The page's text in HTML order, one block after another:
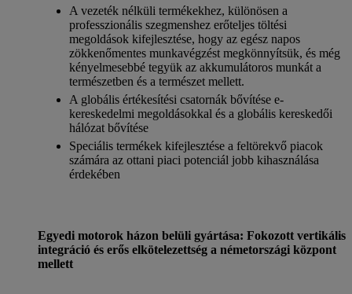
A vezeték nélküli termékekhez, különösen a
professzionális szegmenshez erőteljes töltési
megoldások kifejlesztése, hogy az egész napos
zökkenőmentes munkavégzést megkönnyítsük, és még
kényelmesebbé tegyük az akkumulátoros munkát a
természetben és a természet mellett.
A globális értékesítési csatornák bővítése e-
kereskedelmi megoldásokkal és a globális kereskedői
hálózat bővítése
Speciális termékek kifejlesztése a feltörekvő piacok
számára az ottani piaci potenciál jobb kihasználása
érdekében
Egyedi motorok házon belüli gyártása: Fokozott vertikális
integráció és erős elkötelezettség a németországi központ
mellett